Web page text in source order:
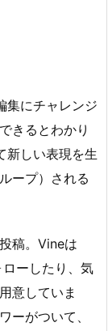
集にチャレンジ
きるとわかり
新しい表現を生
ープ）される
稿。Vineは
ーしたり、気
意していま
ーがついて、